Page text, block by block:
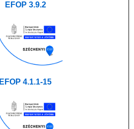
EFOP 3.9.2
EFOP 4.1.1-15